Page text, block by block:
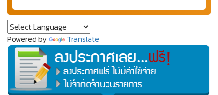
Powered by Translate